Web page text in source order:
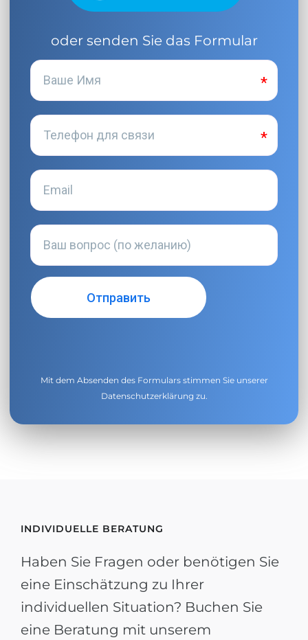
oder senden Sie das Formular
Mit dem Absenden des Formulars stimmen Sie unserer
Datenschutzerklärung zu.
INDIVIDUELLE BERATUNG
Haben Sie Fragen oder benötigen Sie
eine Einschätzung zu Ihrer
individuellen Situation? Buchen Sie
eine Beratung mit unserem